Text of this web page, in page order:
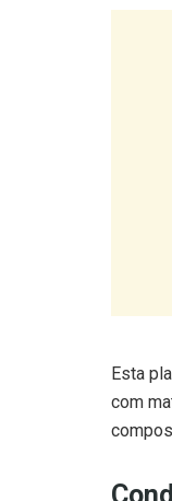
com
mas